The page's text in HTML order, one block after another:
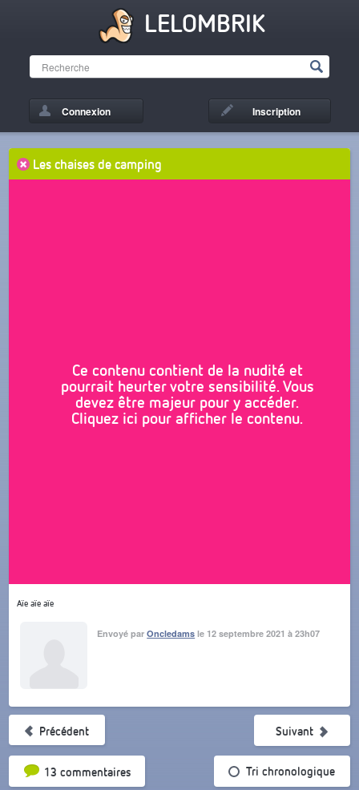
LELOMBRIK
Connexion Inscription
Les chaises de camping
Ce contenu contient de la nudité et
pourrait heurter votre sensibilité. Vous
devez être majeur pour y accéder.
Cliquez ici pour afficher le contenu.
Aïe aïe aïe
Envoyé parOncledams le 12 septembre 2021 à 23h07
Précédent
13 commentairesTri par popularité Tri chronologique
Suivant